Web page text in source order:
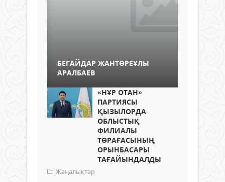
БЕГАЙДАР ЖАНТӨРЕҰЛЫ
АРАЛБАЕВ
«НҰР ОТАН»
ПАРТИЯСЫ
ҚЫЗЫЛОРДА
ОБЛЫСТЫҚ
ФИЛИАЛЫ
ТӨРАҒАСЫНЫҢ
ОРЫНБАСАРЫ
ТАҒАЙЫНДАЛДЫ
Жаңалықтар